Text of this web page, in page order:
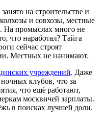
на строительстве и
и совхозы, местные
На промыслах много не
что наработал? Тайга
сейчас строят
Местных не нанимают.
учреждений. Даже
клубов, что за
что ещё работают,
москвичей зарплаты.
в поисках лучшей доли.